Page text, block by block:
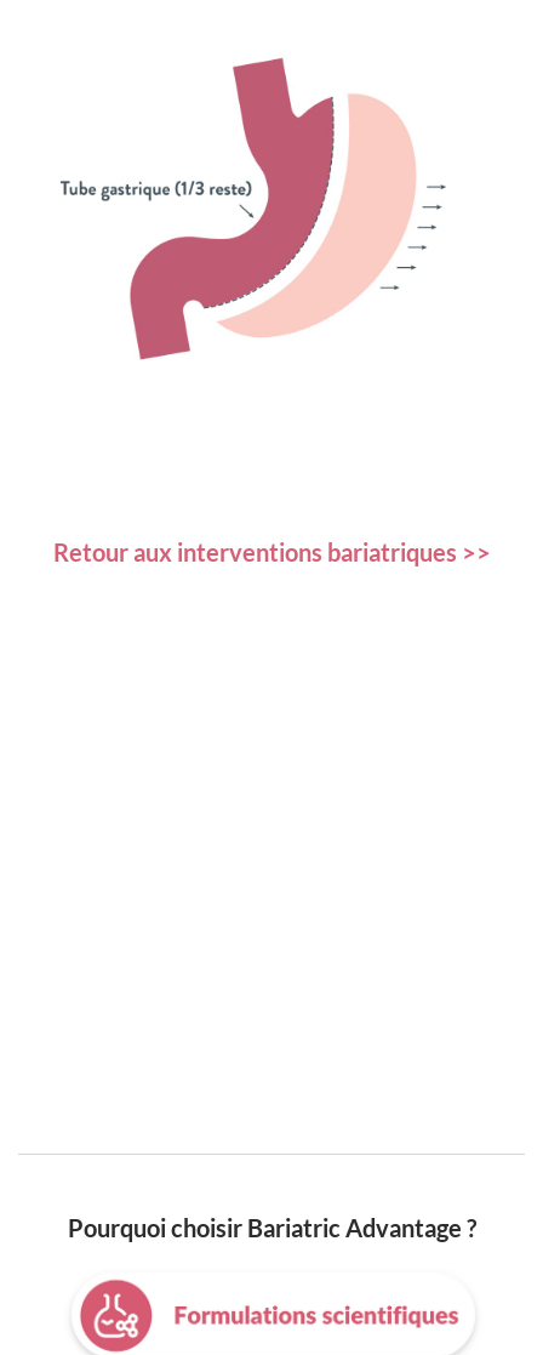
Retour aux interventions bariatriques >>
Pourquoi choisir Bariatric Advantage ?